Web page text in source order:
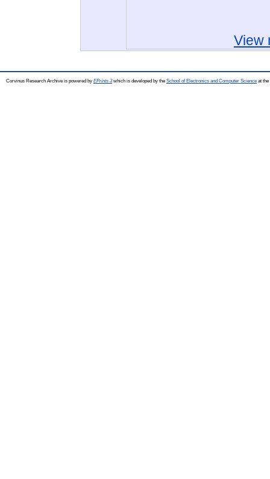
View
Corvinus Research Archive is powered by EPrints 3which is developed by the School of Electronics and Computer Science at